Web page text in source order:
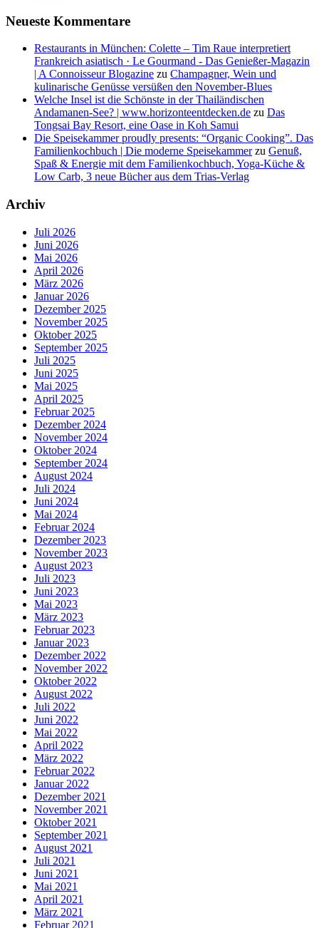
Neueste Kommentare
Restaurants in München: Colette – Tim Raue interpretiert
Frankreich asiatisch · Le Gourmand - Das Genießer-Magazin
| A Connoisseur Blogazine zu Champagner, Wein und
kulinarische Genüsse versüßen den November-Blues
Welche Insel ist die Schönste in der Thailändischen
Andamanen-See? | www.horizonteentdecken.de zu Das
Tongsai Bay Resort, eine Oase in Koh Samui
Die Speisekammer proudly presents: “Organic Cooking”. Das
Familienkochbuch | Die moderne Speisekammerzu Genuß,
Spaß & Energie mit dem Familienkochbuch, Yoga-Küche &
Low Carb, 3 neue Bücher aus dem Trias-Verlag
Archiv
Juli 2026
Juni 2026
Mai 2026
April 2026
März 2026
Januar 2026
Dezember 2025
November 2025
Oktober 2025
September 2025
Juli 2025
Juni 2025
Mai 2025
April 2025
Februar 2025
Dezember 2024
November 2024
Oktober 2024
September 2024
August 2024
Juli 2024
Juni 2024
Mai 2024
Februar 2024
Dezember 2023
November 2023
August 2023
Juli 2023
Juni 2023
Mai 2023
März 2023
Februar 2023
Januar 2023
Dezember 2022
November 2022
Oktober 2022
August 2022
Juli 2022
Juni 2022
Mai 2022
April 2022
März 2022
Februar 2022
Januar 2022
Dezember 2021
November 2021
Oktober 2021
September 2021
August 2021
Juli 2021
Juni 2021
Mai 2021
April 2021
März 2021
Februar 2021